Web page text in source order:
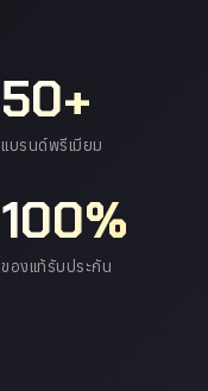
50+
แบรนด์พรีเมียม
100%
ของแท้รับประกัน